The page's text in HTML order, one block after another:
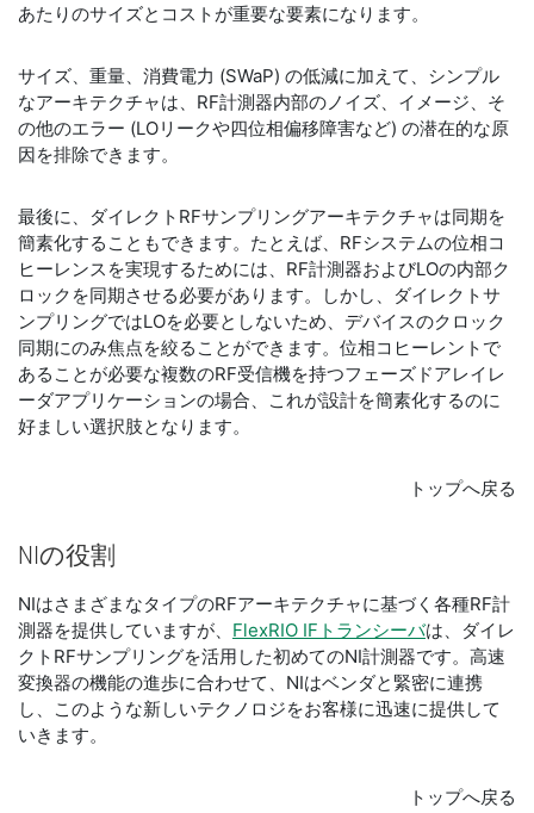
あたりのサイズとコストが重要な要素になります。
サイズ、重量、消費電力 (SWaP) の低減に加えて、シンプル
なアーキテクチャは、RF計測器内部のノイズ、イメージ、そ
の他のエラー (LOリークや四位相偏移障害など) の潜在的な原
因を排除できます。
最後に、ダイレクトRFサンプリングアーキテクチャは同期を
簡素化することもできます。たとえば、RFシステムの位相コ
ヒーレンスを実現するためには、RF計測器およびLOの内部ク
ロックを同期させる必要があります。しかし、ダイレクトサ
ンプリングではLOを必要としないため、デバイスのクロック
同期にのみ焦点を絞ることができます。位相コヒーレントで
あることが必要な複数のRF受信機を持つフェーズドアレイレ
ーダアプリケーションの場合、これが設計を簡素化するのに
好ましい選択肢となります。
トップへ戻る
NIの役割
NIはさまざまなタイプのRFアーキテクチャに基づく各種RF計
測器を提供していますが、 FlexRIO IFトランシーバは、ダイレ
クトRFサンプリングを活用した初めてのNI計測器です。高速
変換器の機能の進歩に合わせて、NIはベンダと緊密に連携
し、このような新しいテクノロジをお客様に迅速に提供して
いきます。
トップへ戻る